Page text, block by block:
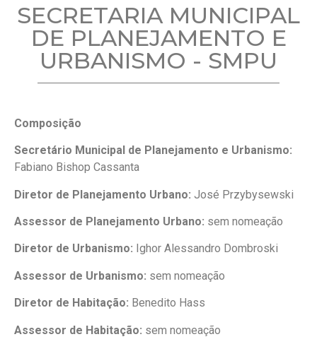
SECRETARIA MUNICIPAL
DE PLANEJAMENTO E
URBANISMO - SMPU
Composição
Secretário Municipal de Planejamento e Urbanismo:
Fabiano Bishop Cassanta
Diretor de Planejamento Urbano: José Przybysewski
Assessor de Planejamento Urbano: sem nomeação
Diretor de Urbanismo: Ighor Alessandro Dombroski
Assessor de Urbanismo: sem nomeação
Diretor de Habitação: Benedito Hass
Assessor de Habitação: sem nomeação